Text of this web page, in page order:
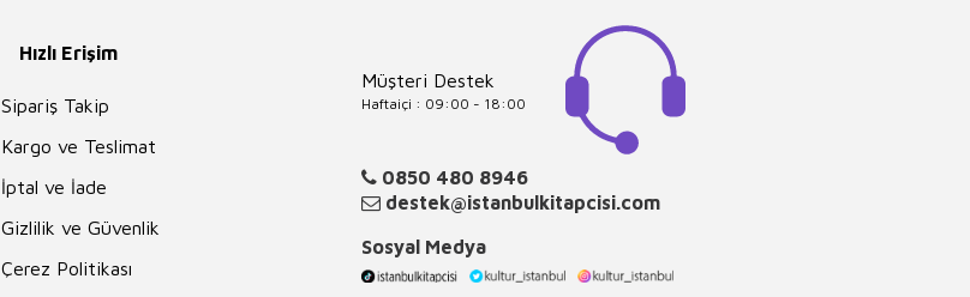
Hızlı Erişim
Sipariş Takip
Kargo ve Teslimat
İptal ve İade
Gizlilik ve Güvenlik
Çerez Politikası
Müşteri Destek
Haftaiçi : 09:00 - 18:00
0850 480 8946
destek@istanbulkitapcisi.com
Sosyal Medya